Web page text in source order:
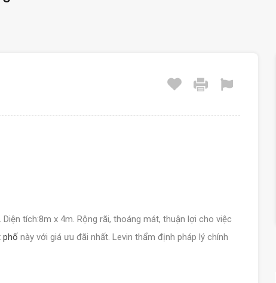
. Diện tích:8m x 4m. Rộng rãi, thoáng mát, thuận lợi cho việc
phố này với giá ưu đãi nhất. Levin thẩm định pháp lý chính